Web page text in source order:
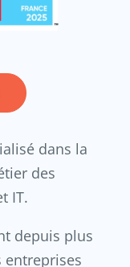
dans la
des
IT.
depuis plus
entreprises